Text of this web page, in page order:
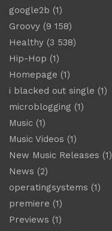
google2b (1)
Groovy (9 158)
Healthy (3 538)
Hip-Hop (1)
Homepage (1)
i blacked out single (1)
microblogging (1)
Music (1)
Music Videos (1)
New Music Releases (1)
News (2)
operatingsystems (1)
premiere (1)
Previews (1)